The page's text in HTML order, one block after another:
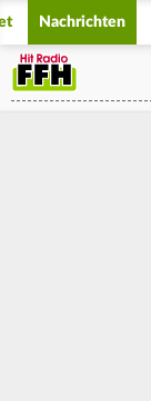
Nachrichten